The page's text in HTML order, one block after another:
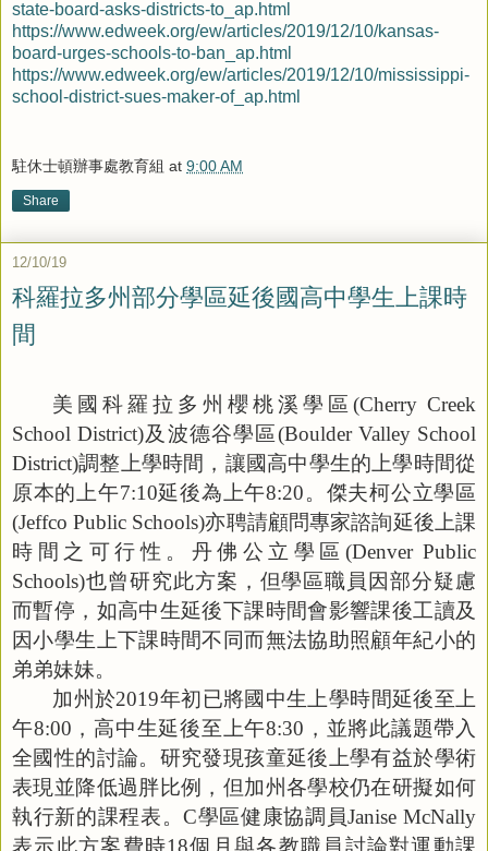
state-board-asks-districts-to_ap.html
https://www.edweek.org/ew/articles/2019/12/10/kansas-
board-urges-schools-to-ban_ap.html
https://www.edweek.org/ew/articles/2019/12/10/mississippi-
school-district-sues-maker-of_ap.html
駐休士頓辦事處教育組 at 9:00 AM
Share
12/10/19
科羅拉多州部分學區延後國高中學生上課時
間
美國科羅拉多州櫻桃溪學區(Cherry Creek
School District)及波德谷學區(Boulder Valley School
District)調整上學時間，讓國高中學生的上學時間從
原本的上午7:10延後為上午8:20。傑夫柯公立學區
(Jeffco Public Schools)亦聘請顧問專家諮詢延後上課
時間之可行性。丹佛公立學區 (Denver Public
Schools)也曾研究此方案，但學區職員因部分疑慮
而暫停，如高中生延後下課時間會影響課後工讀及
因小學生上下課時間不同而無法協助照顧年紀小的
弟弟妹妹。
加州於2019年初已將國中生上學時間延後至上
午8:00 ，高中生延後至上午8:30 ，並將此議題帶入
全國性的討論。研究發現孩童延後上學有益於學術
表現並降低過胖比例，但加州各學校仍在研擬如何
執行新的課程表。C學區健康協調員Janise McNally
表示此方案費時18個月與各教職員討論對運動課